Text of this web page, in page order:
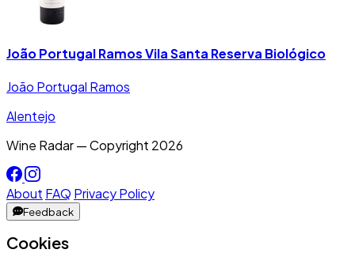
João Portugal Ramos Vila Santa Reserva Biológico
João Portugal Ramos
Alentejo
Wine Radar — Copyright 2026
About FAQ Privacy Policy
Feedback
Cookies